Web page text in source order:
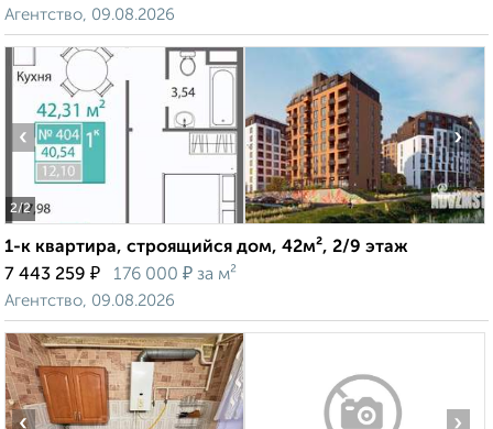
Агентство, 09.08.2026
2/2
‹ ›
1-к квартира, строящийся дом, 42м², 2/9 этаж
7 443 259 ₽ 176 000 ₽ за м²
Агентство, 09.08.2026
‹ ›